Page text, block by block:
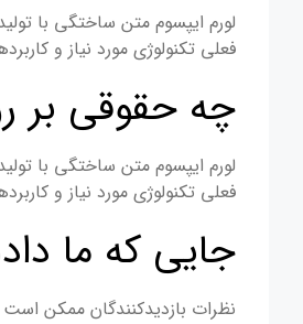
لورم ایپسوم متن ساختگی با
فعلی تکنولوژی مورد نیاز و
چه حقوقی بر
لورم ایپسوم متن ساختگی با
فعلی تکنولوژی مورد نیاز و
جایی که ما
نظرات بازدیدکنندگان ممکن